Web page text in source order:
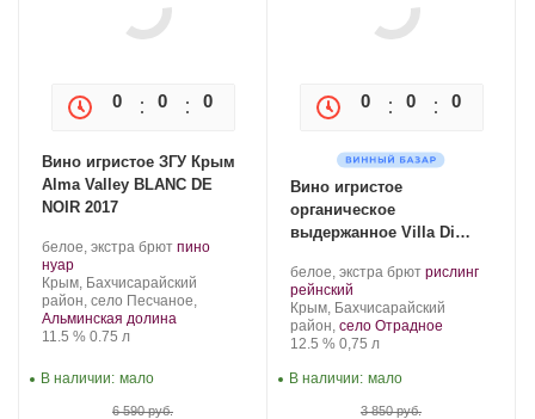
0 0 0
Вино игристое ЗГУ Крым
Alma Valley BLANC DE
NOIR 2017
Производитель:
Alma
Valley.
белое, экстра брют .
винограда:
пино
нуар.
Регион:
Крым, Бахчисарайский
район, село Песчаное,
Альминская долина
Крепость
11.5 %. Объем
0.75 л
6 590 руб.
В наличии: мало
0 0 0
Вино игристое
органическое
выдержанное Villa Di
Производитель:
Villa
Di
Alma.
белое, экстра брют .
винограда:
рислинг
рейнский
Регион:
Крым, Бахчисарайский
район, село Отрадное
Крепость
12.5 %. Объем
0,75 л
3 850 руб.
В наличии: мало